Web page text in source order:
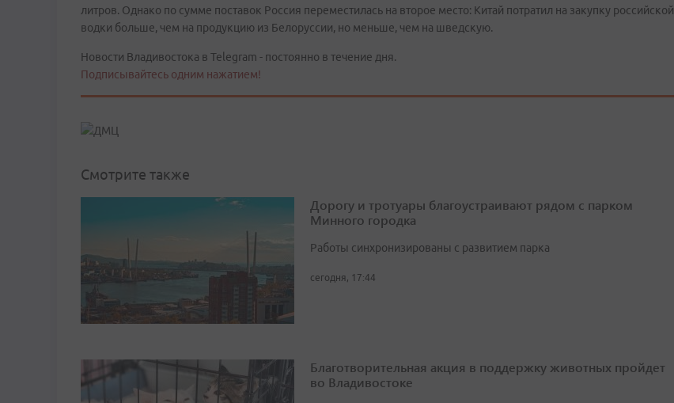
литров. Однако по сумме поставок Россия переместилась на второе место: Китай потратил на закупку российской
водки больше, чем на продукцию из Белоруссии, но меньше, чем на шведскую.
Новости Владивостока в Telegram - постоянно в течение дня.
Подписывайтесь одним нажатием!
Смотрите также
Дорогу и тротуары благоустраивают рядом с парком
Минного городка
Работы синхронизированы с развитием парка
сегодня, 17:44
Благотворительная акция в поддержку животных пройдет
во Владивостоке